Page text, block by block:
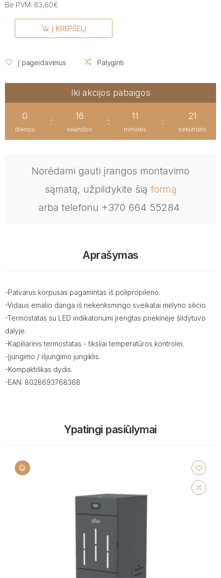
Be PVM: 83,60€
Į KREPŠELĮ
Į pageidavimus Palyginti
Iki akcijos pabaigos
0
dienos
:
16
valandos
:
11
minutės
:
21
sekundės
Norėdami gauti įrangos montavimo
sąmatą, užpildykite šią formą
arba telefonu +370 664 55284
Aprašymas
-Patvarus korpusas pagamintas iš polipropileno.
-Vidaus emalio danga iš nekenksmingo sveikatai mėlyno silicio.
-Termostatas su LED indikatoriumi įrengtas priekinėje šildytuvo
dalyje.
-Kapiliarinis termostatas - tiksliai temperatūros kontrolei.
-Įjungimo / išjungimo jungiklis.
-Kompaktiškas dydis.
-EAN: 8028693768368
Ypatingi pasiūlymai